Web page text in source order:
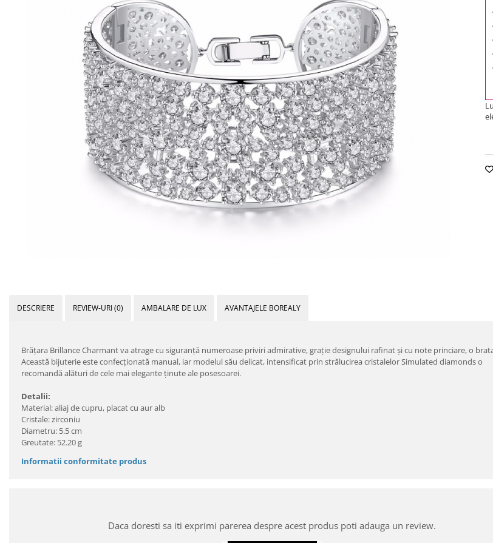
Cele mai vandute
DESCRIERE REVIEW-URI(0) AMBALARE DE LUX AVANTAJELE BOREALY
Brăţara Brillance Charmant va atrage cu siguranţă numeroase priviri admirative, graţie designului rafinat şi cu note princiare, o
Această bijuterie este confecţionată manual, iar modelul său delicat, intensificat prin strălucirea cristalelor Simulated diamonds o
recomandă alături de cele mai elegante ţinute ale posesoarei.
Detalii:
Material: aliaj de cupru, placat cu aur alb
Cristale: zirconiu
Diametru: 5.5 cm
Greutate: 52.20 g
Informatii conformitate produs
Daca doresti sa iti exprimi parerea despre acest produs poti adauga un review.